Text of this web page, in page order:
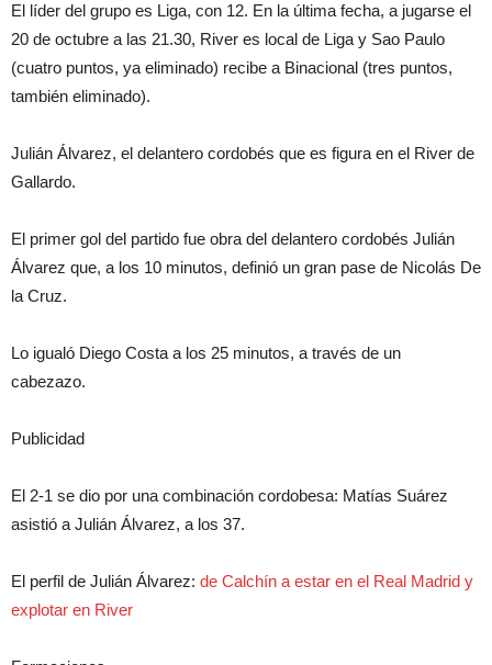
El líder del grupo es Liga, con 12. En la última fecha, a jugarse el
20 de octubre a las 21.30, River es local de Liga y Sao Paulo
(cuatro puntos, ya eliminado) recibe a Binacional (tres puntos,
también eliminado).
Julián Álvarez, el delantero cordobés que es figura en el River de
Gallardo.
El primer gol del partido fue obra del delantero cordobés Julián
Álvarez que, a los 10 minutos, definió un gran pase de Nicolás De
la Cruz.
Lo igualó Diego Costa a los 25 minutos, a través de un
cabezazo.
Publicidad
El 2-1 se dio por una combinación cordobesa: Matías Suárez
asistió a Julián Álvarez, a los 37.
El perfil de Julián Álvarez: de Calchín a estar en el Real Madrid y
explotar en River